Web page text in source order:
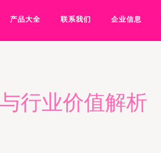
产品大全 联系我们 企业信息
行业价值解析